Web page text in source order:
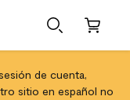
de cuenta,
sitio en español no